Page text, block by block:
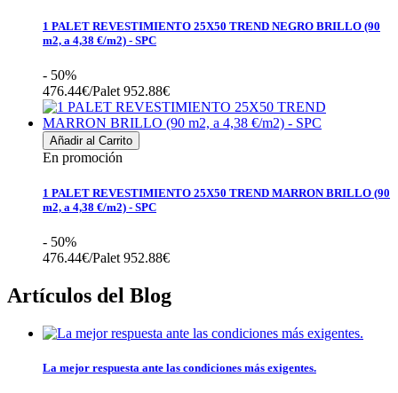
1 PALET REVESTIMIENTO 25X50 TREND NEGRO BRILLO (90
m2, a 4,38 €/m2) - SPC
- 50%
476.44€/Palet 952.88€
Añadir al Carrito
En promoción
1 PALET REVESTIMIENTO 25X50 TREND MARRON BRILLO (90
m2, a 4,38 €/m2) - SPC
- 50%
476.44€/Palet 952.88€
Artículos del Blog
La mejor respuesta ante las condiciones más exigentes.